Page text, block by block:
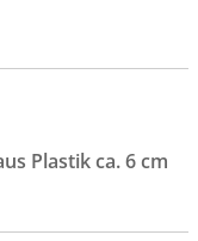
Plastik ca. 6 cm